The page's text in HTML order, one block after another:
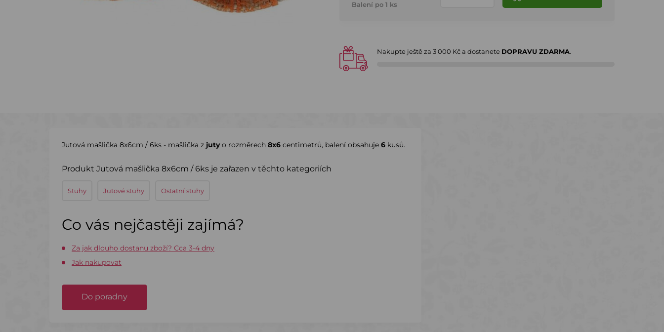
Balení po 1 ks
Nakupte ještě za 3 000 Kča dostanete DOPRAVU ZDARMA.
Jutová mašlička 8x6cm / 6ks - mašlička z jutyo rozměrech 8x6 centimetrů, balení obsahuje 6 kusů.
Produkt Jutová mašlička 8x6cm / 6ks je zařazen v těchto kategoriích
Stuhy Jutové stuhy Ostatní stuhy
Co vás nejčastěji zajímá?
Za jak dlouho dostanu zboží? Cca 3-4 dny
Jak nakupovat
Do poradny